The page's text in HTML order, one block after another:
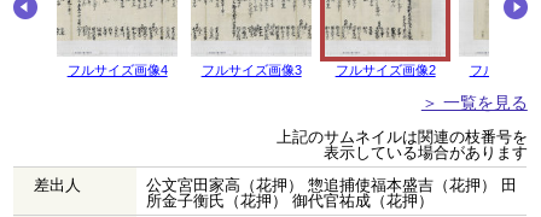
フルサイズ画像4 フルサイズ画像3 フルサイズ画像2 フルサイズ
＞ 一覧を見る
上記のサムネイルは関連の枝番号を
表示している場合があります
差出人
公文宮田家高（花押） 惣追捕使福本盛吉（花押） 田
所金子衡氏（花押） 御代官祐成（花押）